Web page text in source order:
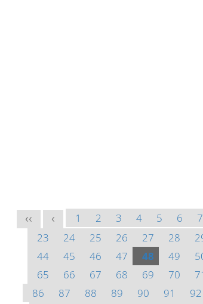
<< < 1 2 3 4 5 6 7
23
24 25 26 27 28
44
45 46 47 48 49
65
66 67 68 69 70
86
87 88 89 90 91 92